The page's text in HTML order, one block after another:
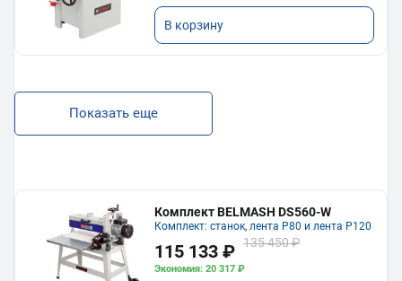
В корзину
Показать еще
Комплект BELMASH DS560-W
Комплект: станок, лента P80 и лента P120
115 133 ₽ 135 450 ₽
Экономия: 20 317 ₽